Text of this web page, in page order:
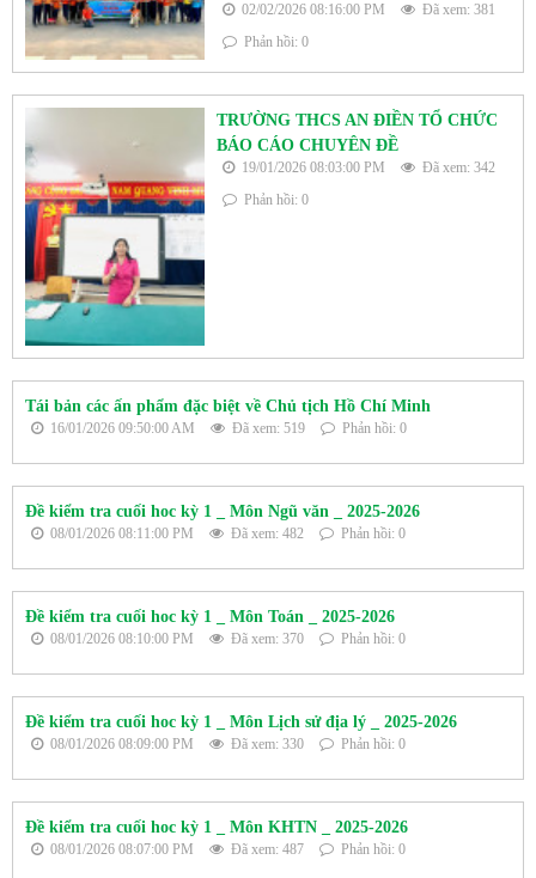
02/02/2026 08:16:00 PM
Đã xem: 381
Phản hồi: 0
TRƯỜNG THCS AN ĐIỀN TỔ CHỨC
BÁO CÁO CHUYÊN ĐỀ
19/01/2026 08:03:00 PM
Đã xem: 342
Phản hồi: 0
Tái bản các ấn phẩm đặc biệt về Chủ tịch Hồ Chí Minh
16/01/2026 09:50:00 AM Đã xem: 519 Phản hồi: 0
Đề kiểm tra cuối hoc kỳ 1 _ Môn Ngũ văn _ 2025-2026
08/01/2026 08:11:00 PM Đã xem: 482 Phản hồi: 0
Đề kiểm tra cuối hoc kỳ 1 _ Môn Toán _ 2025-2026
08/01/2026 08:10:00 PM Đã xem: 370 Phản hồi: 0
Đề kiểm tra cuối hoc kỳ 1 _ Môn Lịch sử địa lý _ 2025-2026
08/01/2026 08:09:00 PM Đã xem: 330 Phản hồi: 0
Đề kiểm tra cuối hoc kỳ 1 _ Môn KHTN _ 2025-2026
08/01/2026 08:07:00 PM Đã xem: 487 Phản hồi: 0